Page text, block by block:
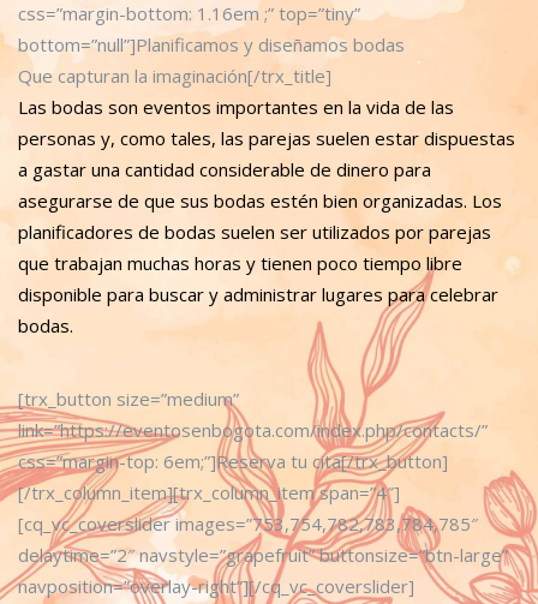
css=”margin-bottom: 1.16em ;” top=”tiny”
bottom=”null”]Planificamos y diseñamos bodas
Que capturan la imaginación[/trx_title]
Las bodas son eventos importantes en la vida de las
personas y, como tales, las parejas suelen estar dispuestas
a gastar una cantidad considerable de dinero para
asegurarse de que sus bodas estén bien organizadas. Los
planificadores de bodas suelen ser utilizados por parejas
que trabajan muchas horas y tienen poco tiempo libre
disponible para buscar y administrar lugares para celebrar
bodas.
[trx_button size=”medium”
link=”https://eventosenbogota.com/index.php/contacts/”
css=”margin-top: 6em;”]Reserva tu cita[/trx_button]
[/trx_column_item][trx_column_item span=”4″]
[cq_vc_coverslider images=”753,754,782,783,784,785″
delaytime=”2″ navstyle=”grapefruit” buttonsize=”btn-large”
navposition=”overlay-right”][/cq_vc_coverslider]